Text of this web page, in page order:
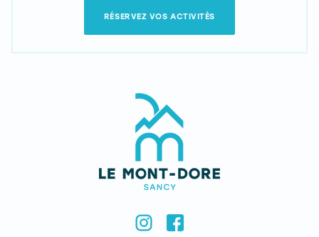
RÉSERVEZ VOS ACTIVITÉS